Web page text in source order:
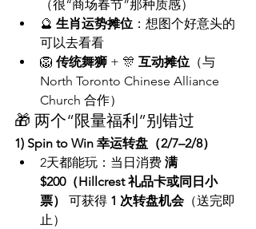
（很“商场春节”那种质感）
🔮 生肖运势摊位 ：想图个好意头的
可以去看看
🦁 传统舞狮 + 🎊 互动摊位 （与
North Toronto Chinese Alliance
Church 合作）
🎁 两个“限量福利”别错过
1) Spin to Win 幸运转盘（2/7–2/8）
2天都能玩：当日消费 满
$200（Hillcrest 礼品卡或同日小
票）
可获得 1 次转盘机会（送完即
止）